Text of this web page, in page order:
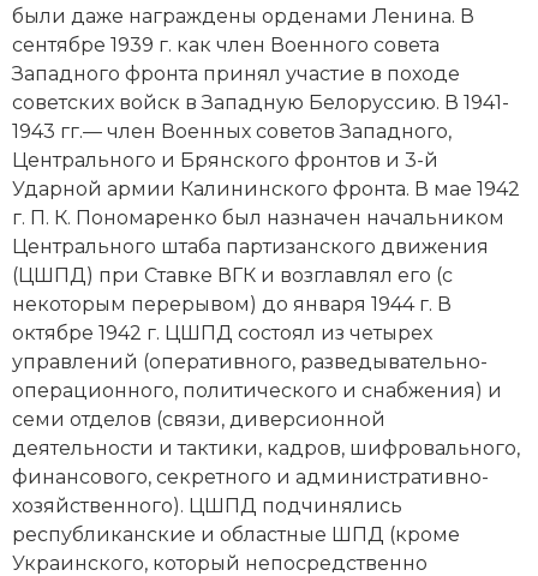
Образование
Общественные объединения и организации
Политическая история
Революции и народные движения
Религия и церковь
Россия
Северная Америка
Социально-экономическая история
Специальные исторические дисциплины
СССР
Южная Америка
были даже награждены орденами Ленина. В
сентябре 1939 г. как член Военного совета
Западного фронта принял участие в походе
советских войск в Западную Белоруссию. В 1941-
1943 гг.— член Военных советов Западного,
Центрального и Брянского фронтов и 3-й
Ударной армии Калининского фронта. В мае 1942
г. П. К. Пономаренко был назначен начальником
Центрального штаба партизанского движения
(ЦШПД) при Ставке ВГК и возглавлял его (с
некоторым перерывом) до января 1944 г. В
октябре 1942 г. ЦШПД состоял из четырех
управлений (оперативного, разведывательно-
операционного, политического и снабжения) и
семи отделов (связи, диверсионной
деятельности и тактики, кадров, шифровального,
финансового, секретного и административно-
хозяйственного). ЦШПД подчинялись
республиканские и областные ШПД (кроме
Украинского, который непосредственно